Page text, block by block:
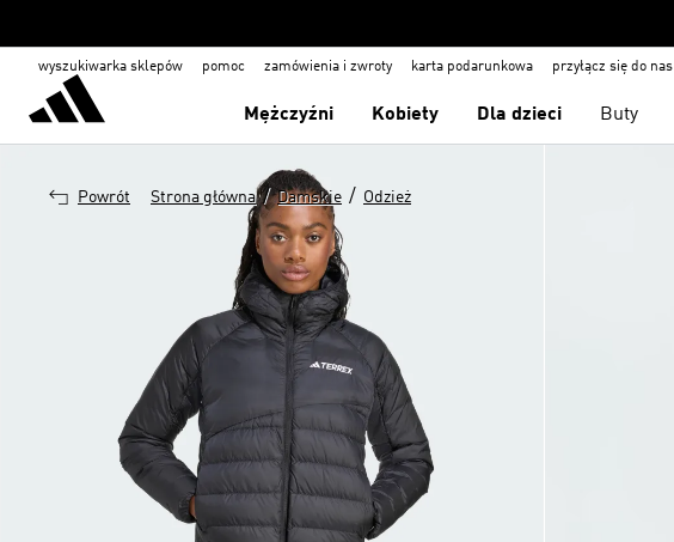
wyszukiwarka sklepów pomoc zamówienia i zwroty karta podarunkowa przyłącz się do nas
Mężczyźni Kobiety Dla dzieci Buty
Powrót Strona główna / Damskie / Odzież